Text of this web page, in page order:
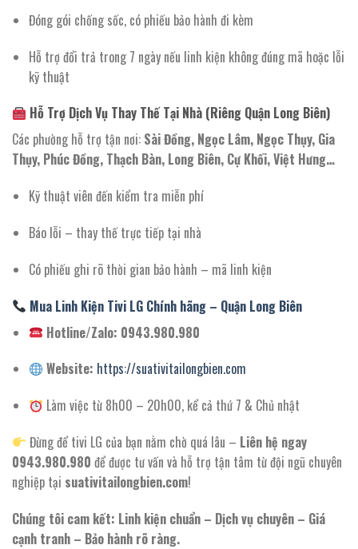
Đóng gói chống sốc, có phiếu bảo hành đi kèm
Hỗ trợ đổi trả trong 7 ngày nếu linh kiện không đúng mã hoặc lỗi
kỹ thuật
Hỗ Trợ Dịch Vụ Thay Thế Tại Nhà (Riêng Quận Long Biên)
Các phường hỗ trợ tận nơi: Sài Đồng, Ngọc Lâm, Ngọc Thụy, Gia
Thụy, Phúc Đồng, Thạch Bàn, Long Biên, Cự Khối, Việt Hưng…
Kỹ thuật viên đến kiểm tra miễn phí
Báo lỗi – thay thế trực tiếp tại nhà
Có phiếu ghi rõ thời gian bảo hành – mã linh kiện
Mua Linh Kiện Tivi LG Chính hãng – Quận Long Biên
Hotline/Zalo: 0943.980.980
Website: https://suativitailongbien.com
Làm việc từ 8h00 – 20h00, kể cả thứ 7 & Chủ nhật
Đừng để tivi LG của bạn nằm chờ quá lâu – Liên hệ ngay
0943.980.980 để được tư vấn và hỗ trợ tận tâm từ đội ngũ chuyên
nghiệp tại suativitailongbien.com!
Chúng tôi cam kết: Linh kiện chuẩn – Dịch vụ chuyên – Giá
cạnh tranh – Bảo hành rõ ràng.